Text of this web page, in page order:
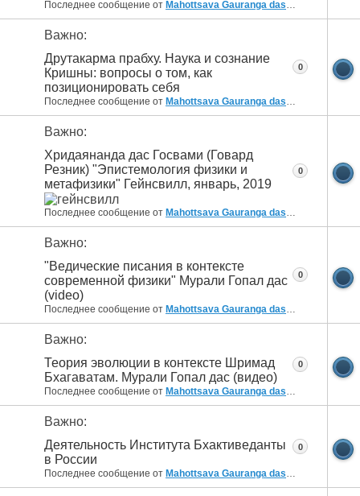
Последнее сообщение от Mahottsava Gauranga das
Важно:
Друтакарма прабху. Наука и сознание
Кришны: вопросы о том, как
позиционировать себя
Последнее сообщение от Mahottsava Gauranga das
0
Важно:
Хридаянанда дас Госвами (Говард
Резник) "Эпистемология физики и
метафизики" Гейнсвилл, январь, 2019
Последнее сообщение от Mahottsava Gauranga das09.01.2020
0
Важно:
"Ведические писания в контексте
современной физики" Мурали Гопал дас
(video)
Последнее сообщение от Mahottsava Gauranga das28.11.2019
0
Важно:
Теория эволюции в контексте Шримад
Бхагаватам. Мурали Гопал дас (видео)
Последнее сообщение от Mahottsava Gauranga das26.10.2019
0
Важно:
Деятельность Института Бхактиведанты
в России
Последнее сообщение от Mahottsava Gauranga das26.10.2019
0